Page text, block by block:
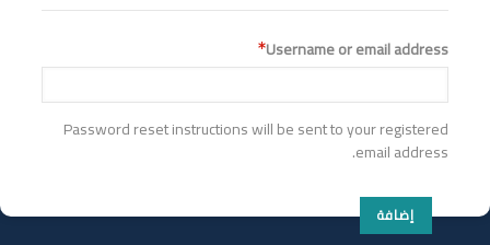
الأساسية
Username or email address
Password reset instructions will be sent to your registered
email address.